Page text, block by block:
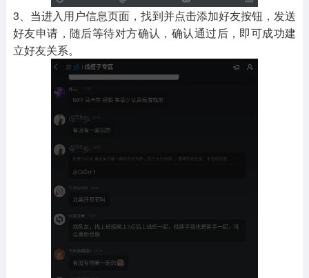
3、当进入用户信息页面，找到并点击添加好友按钮，发送
好友申请，随后等待对方确认，确认通过后，即可成功建
立好友关系。